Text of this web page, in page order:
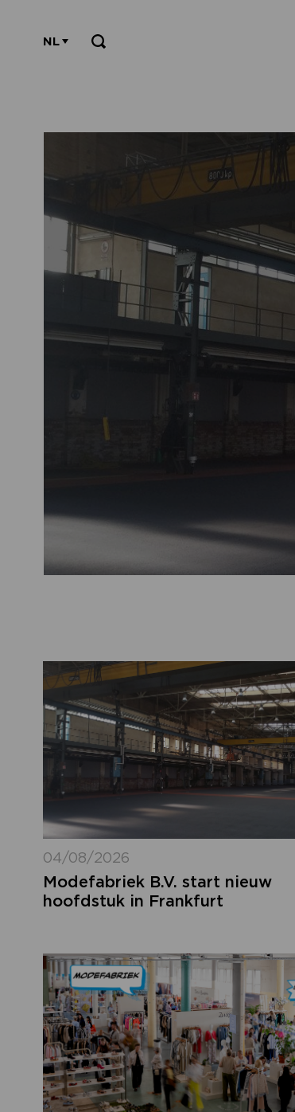
NL
04/08/2026
Modefabriek B.V. start nieuw
hoofdstuk in Frankfurt